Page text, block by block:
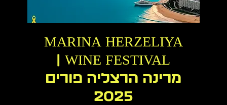
MARINA HERZELIYA
WINE FESTIVAL |
מרינה הרצליה פורים
2025